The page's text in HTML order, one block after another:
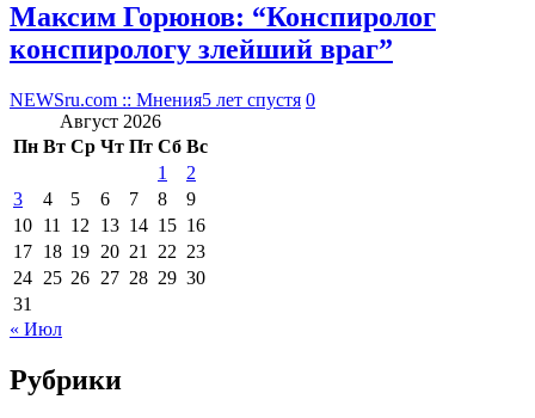
Максим Горюнов: “Конспиролог
конспирологу злейший враг”
NEWSru.com :: Мнения5 лет спустя 0
Август 2026
Пн Вт Ср Чт Пт Сб Вс
1
2
3
4 5 6 7 8
9
10 11 12 13 14 15 16
17 18 19 20 21 22 23
24 25 26 27 28 29 30
31
« Июл
Рубрики